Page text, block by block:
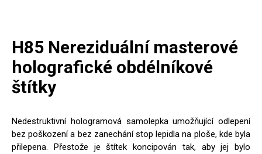
H85 Nereziduální masterové
holografické obdélníkové
štítky
Nedestruktivní hologramová samolepka umožňující odlepení
bez poškození a bez zanechání stop lepidla na ploše, kde byla
přilepena. Přestože je štítek koncipován tak, aby jej bylo